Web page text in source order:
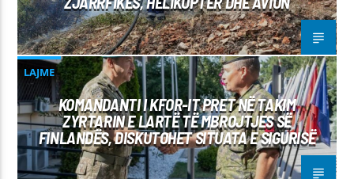
LAJME
KOMANDANTI I KFOR-IT PRET NË TAKIM
ZYRTARIN E LARTË TË MBROJTJES SË
FINLANDËS, DISKUTOHET SITUATA E SIGURISË